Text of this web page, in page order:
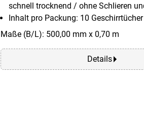
schnell trocknend / ohne Schlieren
Inhalt pro Packung: 10 Geschirrtücher
Maße (B/L): 500,00 mm x 0,70 m
Details